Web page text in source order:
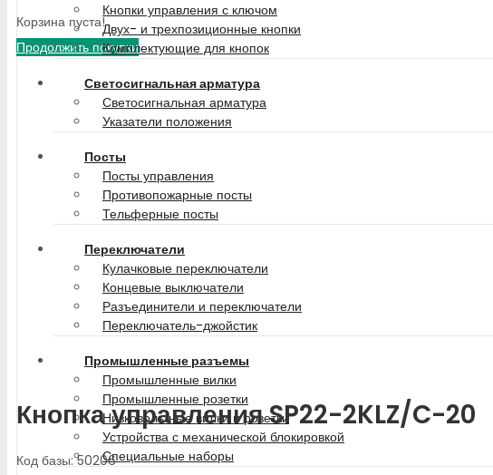
Корзина пуста!
Продолжить покупки
Кнопки управления с ключом
Двух- и трехпозиционные кнопки
Комплектующие для кнопок
Светосигнальная арматура
Светосигнальная арматура
Указатели положения
Посты
Посты управления
Противопожарные посты
Тельферные посты
Переключатели
Кулачковые переключатели
Концевые выключатели
Разъединители и переключатели
Переключатель-джойстик
Промышленные разъемы
Промышленные вилки
Промышленные розетки
Низковольтные вилки и розетки
Устройства с механической блокировкой
Специальные наборы
Кнопка управления SP22-2KLZ/C-20
Код базы: 50206